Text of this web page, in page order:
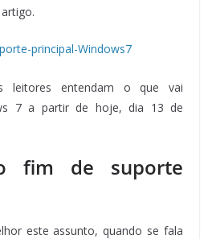
leitores entendam o que vai
7 a partir de hoje, dia 13 de
fim de suporte
este assunto, quando se fala